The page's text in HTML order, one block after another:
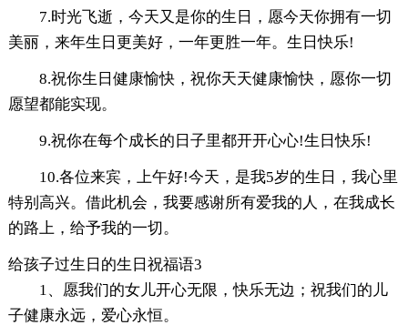
7.时光飞逝，今天又是你的生日，愿今天你拥有一切
美丽，来年生日更美好，一年更胜一年。生日快乐!
8.祝你生日健康愉快，祝你天天健康愉快，愿你一切
愿望都能实现。
9.祝你在每个成长的日子里都开开心心!生日快乐!
10.各位来宾，上午好!今天，是我5岁的生日，我心里
特别高兴。借此机会，我要感谢所有爱我的人，在我成长
的路上，给予我的一切。
给孩子过生日的生日祝福语3
1、愿我们的女儿开心无限，快乐无边；祝我们的儿
子健康永远，爱心永恒。